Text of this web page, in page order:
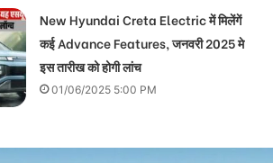
New Hyundai Creta Electric में मिलेंगें
कई Advance Features, जनवरी 2025 मे
इस तारीख को होगी लांच
01/06/2025 5:00 PM